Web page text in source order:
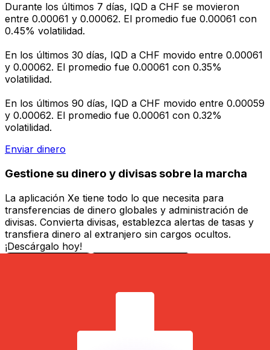
Durante los últimos 7 días, IQD a CHF se movieron
entre 0.00061 y 0.00062. El promedio fue 0.00061 con
0.45% volatilidad.
En los últimos 30 días, IQD a CHF movido entre 0.00061
y 0.00062. El promedio fue 0.00061 con 0.35%
volatilidad.
En los últimos 90 días, IQD a CHF movido entre 0.00059
y 0.00062. El promedio fue 0.00061 con 0.32%
volatilidad.
Enviar dinero
Gestione su dinero y divisas sobre la marcha
La aplicación Xe tiene todo lo que necesita para
transferencias de dinero globales y administración de
divisas. Convierta divisas, establezca alertas de tasas y
transfiera dinero al extranjero sin cargos ocultos.
¡Descárgalo hoy!